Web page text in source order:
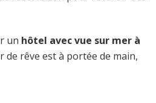
un hôtel avec vue sur mer à
rêve est à portée de main,